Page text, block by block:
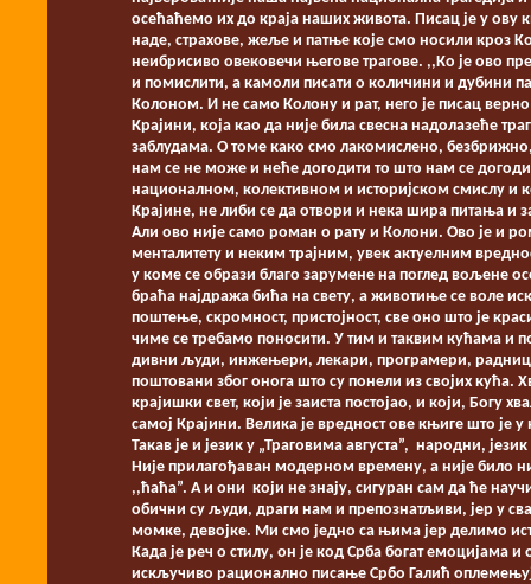
осећаћемо их до краја наших живота. Писац је у ову
наде, страхове, жеље и патње које смо носили кроз
неибрисиво овековечи његове трагове. ,,Ко је ово
и помислити, а камоли писати о количини и дубини
Колоном. И не само Колону и рат, него је писац
Крајини, која као да није била свесна надолазеће
заблудама. О томе како смо лакомислено,
нам се не може и неће догодити то што нам се
националном, колективном и историјском смислу и
Крајине, не либи се да отвори и нека шира питања и
Али ово није само роман о рату и Колони. Ово је и
менталитету и неким трајним, увек актуелним
у коме се образи благо зарумене на поглед вољене
браћа најдража бића на свету, а животиње се воле
поштење, скромност, пристојност, све оно што је
чиме се требамо поносити. У тим и таквим кућама и
дивни људи, инжењери, лекари, програмери,
поштовани због онога што су понели из својих кућа.
крајишки свет, који је заиста постојао, и који, Богу
самој Крајини. Велика је вредност ове књиге што
Такав је и језик у „Траговима августа”, народни,
Није прилагођаван модерном времену, а није било
,,ћаћа”. А и они који не знају, сигуран сам да ће
обични су људи, драги нам и препознатљиви, јер у
момке, девојке. Ми смо једно са њима јер делимо
Када је реч о стилу, он је код Срба богат емоцијама
искључиво рационално писање Србо Галић